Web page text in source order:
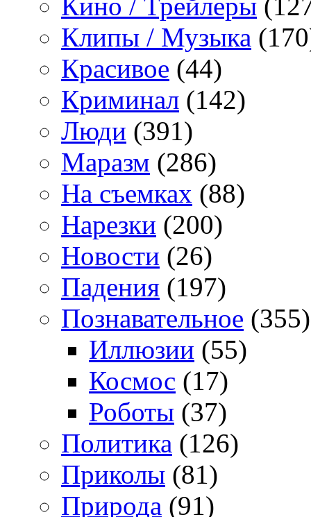
Клипы / Музыка
Красивое (44)
Криминал (142)
Люди (391)
Маразм (286)
На съемках (88)
Нарезки (200)
Новости (26)
Падения (197)
Познавательное (355)
Иллюзии (55)
Космос (17)
Роботы (37)
Политика (126)
Приколы (81)
Природа (91)